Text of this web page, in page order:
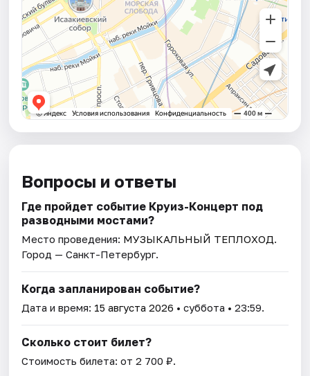
Вопросы и ответы
Где пройдет событие Круиз-Концерт под
разводными мостами?
Место проведения: МУЗЫКАЛЬНЫЙ ТЕПЛОХОД.
Город — Санкт-Петербург.
Когда запланирован событие?
Дата и время: 15 августа 2026 • суббота • 23:59.
Сколько стоит билет?
Стоимость билета: от 2 700 ₽.